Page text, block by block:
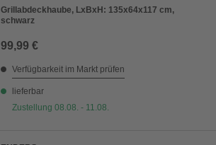
Grillabdeckhaube, LxBxH: 135x64x117 cm,
schwarz
99,99 €
Verfügbarkeit im Markt prüfen
lieferbar
Zustellung 08.08. - 11.08.